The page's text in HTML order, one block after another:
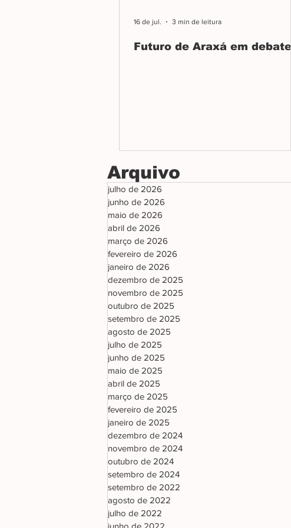
Futuro de Araxá em debate
16 de jul. 3 min de leitura
Arquivo
julho de 2026
junho de 2026
maio de 2026
abril de 2026
março de 2026
fevereiro de 2026
janeiro de 2026
dezembro de 2025
novembro de 2025
outubro de 2025
setembro de 2025
agosto de 2025
julho de 2025
junho de 2025
maio de 2025
abril de 2025
março de 2025
fevereiro de 2025
janeiro de 2025
dezembro de 2024
novembro de 2024
outubro de 2024
setembro de 2024
setembro de 2022
agosto de 2022
julho de 2022
junho de 2022